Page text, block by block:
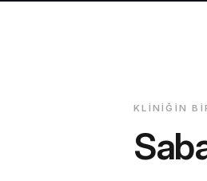
KLINIĞIN